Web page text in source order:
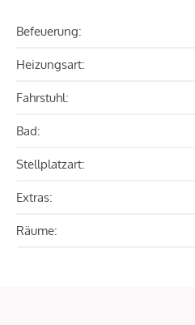
Befeuerung:
Heizungsart:
Fahrstuhl:
Bad:
Stellplatzart:
Extras:
Räume: